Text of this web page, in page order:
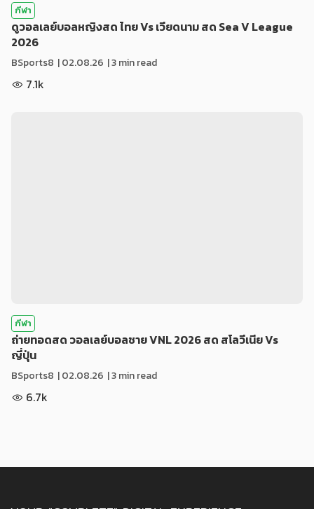
กีฬา
ดูวอลเลย์บอลหญิงสด ไทย Vs เวียดนาม สด Sea V League
2026
BSports8 |02.08.26 | 3 min read
7.1k
กีฬา
ถ่ายทอดสด วอลเลย์บอลชาย VNL 2026 สด สโลวีเนีย Vs
ญี่ปุ่น
BSports8 |02.08.26 | 3 min read
6.7k